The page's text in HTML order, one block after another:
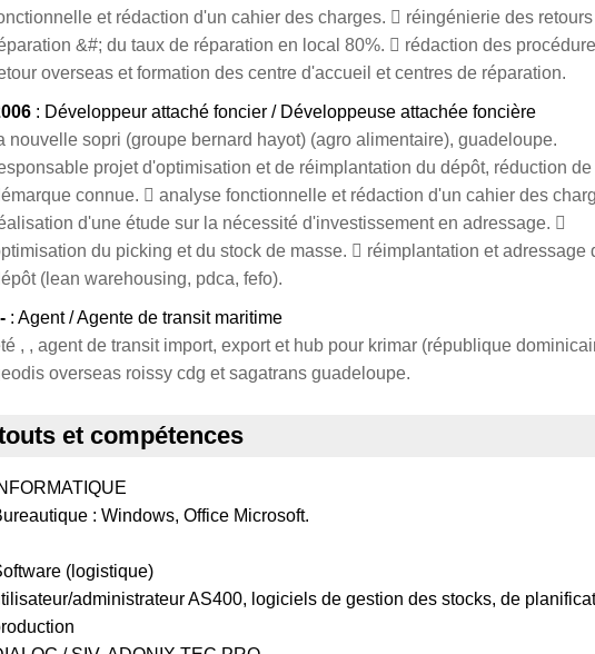
et rédaction d'un cahier des charges.  réingénierie des
&#; du taux de réparation en local 80%.  rédaction des
overseas et formation des centre d'accueil et centres de réparation.
: Développeur attaché foncier / Développeuse attachée foncière
nouvelle sopri (groupe bernard hayot) (agro alimentaire), guadeloupe.
projet d'optimisation et de réimplantation du dépôt, réduction de
connue.  analyse fonctionnelle et rédaction d'un cahier des
d'une étude sur la nécessité d'investissement en adressage. 
du picking et du stock de masse.  réimplantation et adressage
(lean warehousing, pdca, fefo).
: Agent / Agente de transit maritime
, , agent de transit import, export et hub pour krimar (république
overseas roissy cdg et sagatrans guadeloupe.
et compétences
: Windows, Office Microsoft.
(logistique)
administrateur AS400, logiciels de gestion des stocks, de